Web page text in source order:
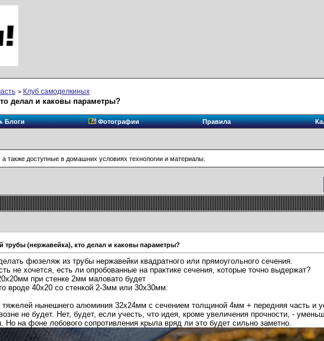
> Клуб самоделкиных
делал и каковы параметры?
Блоги Фотографии Правила
также доступные в домашних условиях технологии и материалы.
трубы (нержавейка), кто делал и каковы параметры?
фюзеляж из трубы нержавейки квадратного или прямоугольного сечения.
не хочется, есть ли опробованные на практике сечения, которые точно выдержат?
при стенке 2мм маловато будет
вроде 40х20 со стенкой 2-3мм или 30х30мм.
тяжелей нынешнего алюминия 32х24мм с сечением толщиной 4мм + передняя часть и
не будет. Нет, будет, если учесть, что идея, кроме увеличения прочности, -
Но на фоне лобового сопротивления крыла вряд ли это будет сильно заметно.